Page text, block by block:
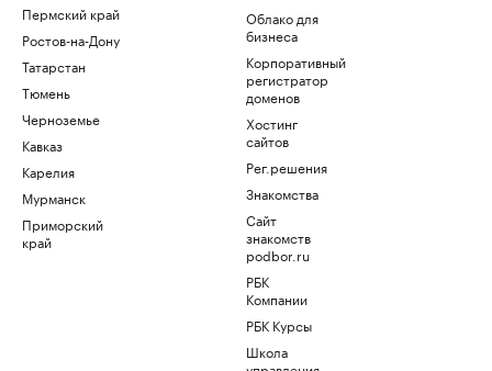
Пермский край
Ростов-на-Дону
Татарстан
Тюмень
Черноземье
Кавказ
Карелия
Мурманск
Приморский
край
Облако для
бизнеса
Корпоративный
регистратор
доменов
Хостинг
сайтов
Рег.решения
Знакомства
Сайт
знакомств
podbor.ru
РБК
Компании
РБК Курсы
Школа